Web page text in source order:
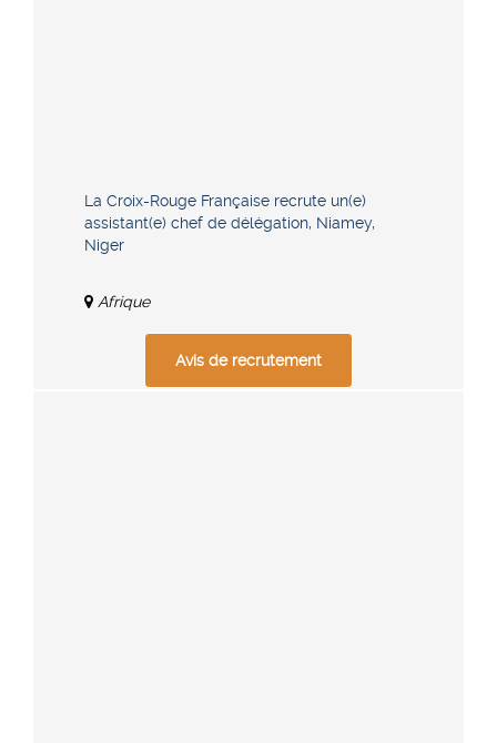
La Croix-Rouge Française recrute un(e)
assistant(e) chef de délégation, Niamey,
Niger
Afrique
Avis de recrutement